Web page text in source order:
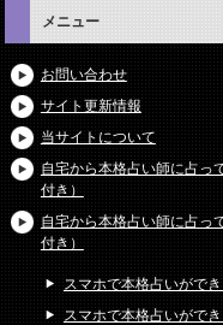
メニュー
お問い合わせ
サイト更新情報
当サイトについて
自宅から本格占い師に占っ
付き）
自宅から本格占い師に占っ
付き）
スマホで本格占いがで
スマホで本格占いがで